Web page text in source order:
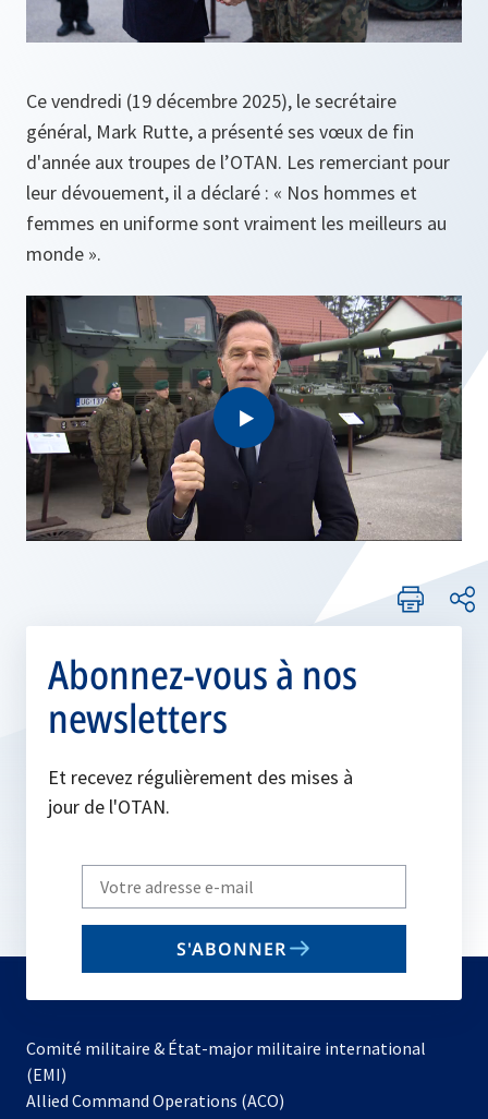
Ce vendredi (19 décembre 2025), le secrétaire
général, Mark Rutte, a présenté ses vœux de fin
d'année aux troupes de l’OTAN. Les remerciant pour
leur dévouement, il a déclaré : « Nos hommes et
femmes en uniforme sont vraiment les meilleurs au
monde ».
Abonnez-vous à nos
newsletters
Et recevez régulièrement des mises à
jour de l'OTAN.
Write
your
email
S'ABONNER
Comité militaire & État-major militaire international
(EMI)
Allied Command Operations (ACO)